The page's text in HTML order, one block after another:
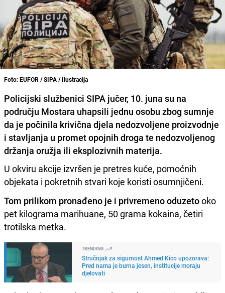
Foto: EUFOR / SIPA / Ilustracija
Policijski službenici SIPA jučer, 10. juna su na
području Mostara uhapsili jednu osobu zbog sumnje
da je počinila krivična djela nedozvoljene proizvodnje
i stavljanja u promet opojnih droga te nedozvoljenog
držanja oružja ili eksplozivnih materija.
U okviru akcije izvršen je pretres kuće, pomoćnih
objekata i pokretnih stvari koje koristi osumnjičeni.
Tom prilikom pronađeno je i privremeno oduzetooko
pet kilograma marihuane, 50 grama kokaina, četiri
trotilska metka.
TRENDING
Stručnjak za sigurnost Ahmed Kico upozorava:
Pred nama je burna jesen, institucije moraju
djelovati